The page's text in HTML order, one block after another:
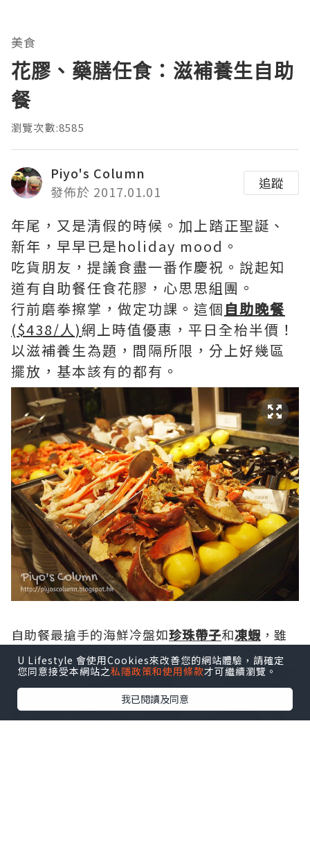
美食
花膠、藥膳任食：滋補養生自助
餐
瀏覽次數:8585
Piyo's Column
發佈於 2017.01.01
追蹤
年尾，又是清假的時候。加上踏正聖誕、
新年，早早已是holiday mood。
吃貨朋友，提議食盡一番作慶祝。說起知
道有自助餐任食花膠，心思思組團。
行前磨拳擦掌，做定功課。這個 自助晚餐
($438/人)網上時值優惠，平日全枱半價！
以滋補養生為題，間隔所限，分上好幾區
擺放，基本該有的都有。
自助餐最搶手的海鮮冷盤如珍珠帶子和凍蝦 ，雖
然未是珍寶裝，勝在外殼乾淨，色澤鮮艷誘人。
U Lifestyle 會使用Cookies來改善您的網站體驗，請確定
您同意接受本網站之私隱政策和使用條款才可繼續瀏覽。
我已閱讀及同意